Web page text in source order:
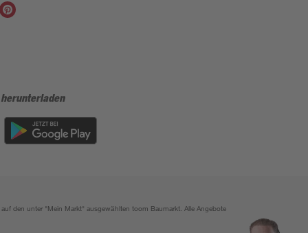
den unter "Mein Markt" ausgewählten toom Baumarkt. Alle Angebote